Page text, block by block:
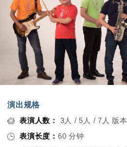
演出规格
表演人数：
3人 / 5人 / 7人 版本
表演长度： 60 分钟